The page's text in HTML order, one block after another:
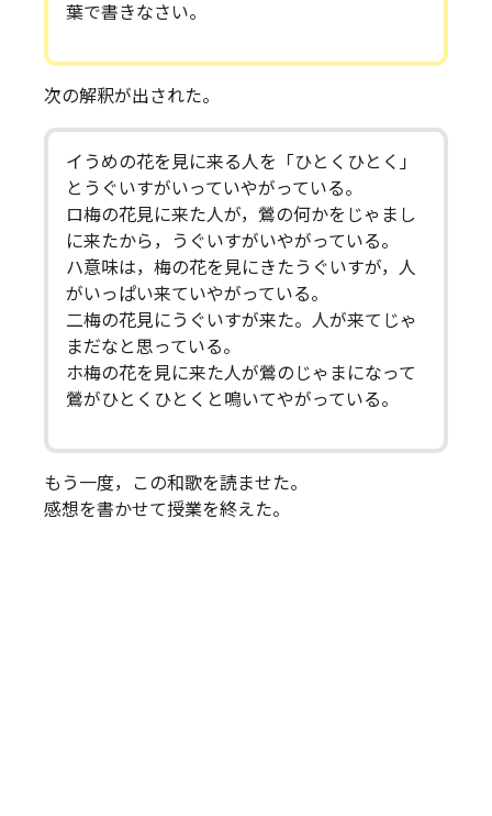
葉で書きなさい。
次の解釈が出された。
イうめの花を見に来る人を「ひとくひとく」
とうぐいすがいっていやがっている。
ロ梅の花見に来た人が，鶯の何かをじゃまし
に来たから，うぐいすがいやがっている。
ハ意味は，梅の花を見にきたうぐいすが，人
がいっぱい来ていやがっている。
二梅の花見にうぐいすが来た。人が来てじゃ
まだなと思っている。
ホ梅の花を見に来た人が鶯のじゃまになって
鶯がひとくひとくと鳴いてやがっている。
もう一度，この和歌を読ませた。
感想を書かせて授業を終えた。